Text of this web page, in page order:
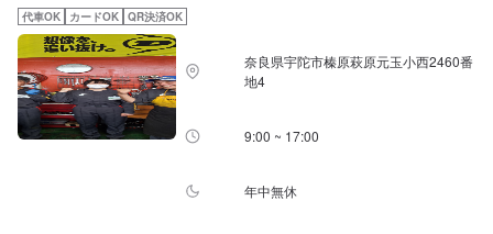
す）⚪︎施工価格（車サイズ）2,750円（SSサイズ）2,970円（Sサイズ）3,310
円（Mサイズ）3,620円（Lサイズ）4,180円（LLサイズ）4,730円（XLサイ
ズ）＜＜サイドメニュー＞＞◉樹脂フェンダーキーパー（作業時間：50分〜）
無塗装樹脂パーツをコートし色あせを防ぎ汚れから守ります。12,200円車種
によって値段が変わります。◉ホイールクリーニング（作業時間：10分〜）
2,200円◉ホイールコーティング分厚いガラス被膜でホイールをしっかり守り
ます。【シングル】（作業時間：50分〜）分厚い1層のガラス被膜10,400円
17,600円（16〜19インチ）20,900円（20インチ〜）※作業時間は効果時間も
（Lサイズ）38,400円（LLサイズ）42,900円（XLサイズ）＜ダイヤモンドキ
ーパー（作業時間：3〜8時間）＞人気メニュー！二層コーティングで塗装の
色をより濃く透明な艶を加える！ノーメンテで3年耐久！（メンテありで5年
耐久）⚪︎施工価格（車サイズ）49,900円（SSサイズ）55,100円（Sサイズ）
60,400円（Mサイズ）64,400円（Lサイズ）70,900円（LLサイズ）90,700円
（XLサイズ）▶︎プレミアム仕様（細かい部分まで施工）⚪︎施工価格（車サイ
ズ）74,600円（SSサイズ）83,000円（Sサイズ）90,300円（Mサイズ）
96,600円（Lサイズ）106,100円（LLサイズ）136,500円（XLサイズ）＜ダブ
の下部のレジン被膜を2層重ねた三層コーティング！ノーメンテで3年耐久！
代車OK カードOK QR決済OK
奈良県宇陀市榛原萩原元玉小西2460番
地4
9:00 ~ 17:00
年中無休